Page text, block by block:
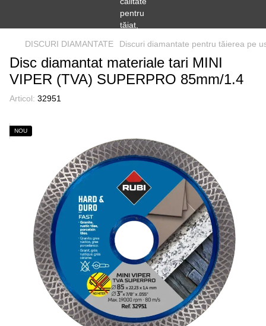
DISCURI DIAMANTATE Discuri diamantate pentru tăierea pe
Disc diamantat materiale tari MINI
VIPER (TVA) SUPERPRO 85mm/1.4
Articol: 32951
NOU